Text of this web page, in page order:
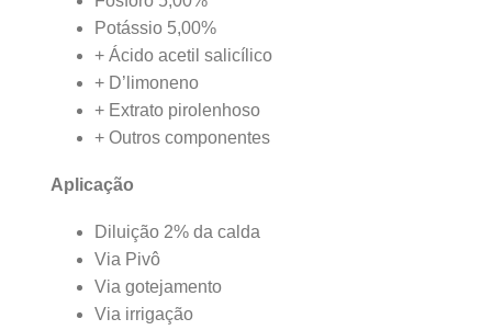
Potássio 5,00%
+ Ácido acetil salicílico
+ D’limoneno
+ Extrato pirolenhoso
+ Outros componentes
Aplicação
Diluição 2% da calda
Via Pivô
Via gotejamento
Via irrigação